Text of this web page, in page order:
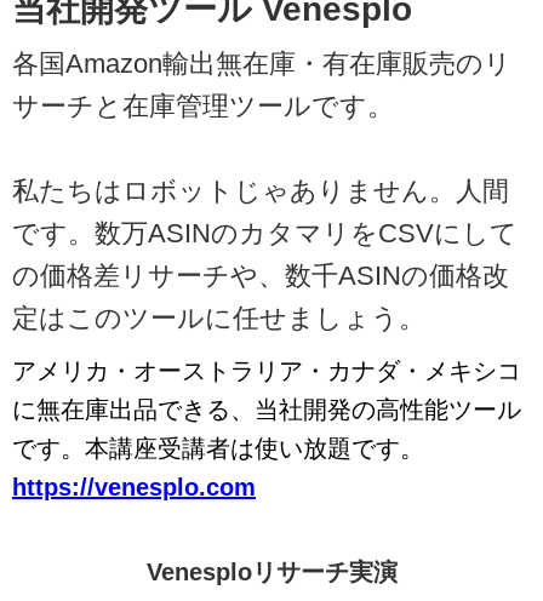
当社開発ツール Venesplo
各国Amazon輸出無在庫・有在庫販売のリ
サーチと在庫管理ツールです。
私たちはロボットじゃありません。人間
です。数万ASINのカタマリをCSVにして
の価格差リサーチや、数千ASINの価格改
定はこのツールに任せましょう。
アメリカ・オーストラリア・カナダ・メキシコ
に無在庫出品できる、当社開発の高性能ツール
です。本講座受講者は使い放題です。
https://venesplo.com
Venesploリサーチ実演